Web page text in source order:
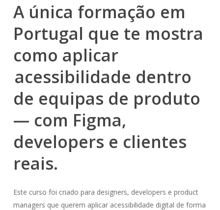
A única formação em
Portugal que te mostra
como aplicar
acessibilidade dentro
de equipas de produto
— com Figma,
developers e clientes
reais.
Este curso foi criado para designers, developers e product
managers que querem aplicar acessibilidade digital de forma